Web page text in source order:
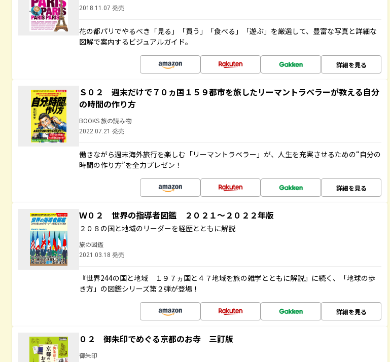
2018.11.07 発売
花の都パリでやるべき「見る」「買う」「食べる」「遊ぶ」を厳選して、豊富な写真と詳細な
図解で案内するビジュアルガイド。
詳細を見る
Ｓ０２ 週末だけで７０ヵ国１５９都市を旅したリーマントラベラーが教える自分
の時間の作り方
BOOKS 旅の読み物
2022.07.21 発売
働きながら週末海外旅行を楽しむ「リーマントラベラー」が、人生を充実させるための“自分の
時間の作り方”を全力プレゼン！
詳細を見る
Ｗ０２ 世界の指導者図鑑 ２０２１～２０２２年版
２０８の国と地域のリーダーを経歴とともに解説
旅の図鑑
2021.03.18 発売
『世界244の国と地域 １９７ヵ国と４７地域を旅の雑学とともに解説』に続く、「地球の歩
き方」の図鑑シリーズ第２弾が登場！
詳細を見る
０２ 御朱印でめぐる京都のお寺 三訂版
御朱印